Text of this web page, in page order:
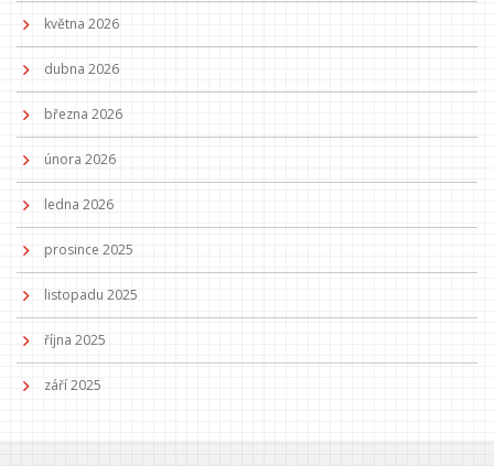
května 2026
dubna 2026
března 2026
února 2026
ledna 2026
prosince 2025
listopadu 2025
října 2025
září 2025